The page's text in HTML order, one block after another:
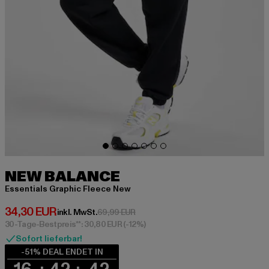
NEW BALANCE
Essentials Graphic Fleece New
34,30 EUR
Derzeitiger Preis: 34,30 EUR
inkl. MwSt.69,99 EURAktionspreis: 69,99 EUR
30-Tage-Bestpreis**: 30,80 EUR(-12%)
Sofort lieferbar!
-51% DEAL ENDET IN